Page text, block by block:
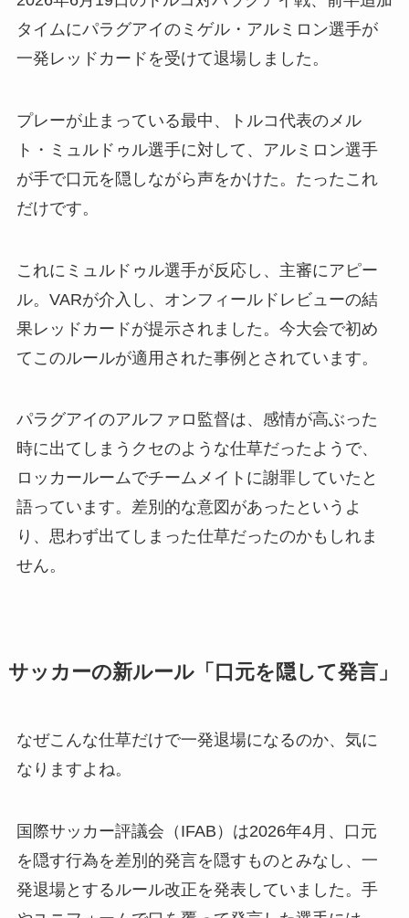
タイムにパラグアイのミゲル・アルミロン選手が
一発レッドカードを受けて退場しました。
プレーが止まっている最中、トルコ代表のメル
ト・ミュルドゥル選手に対して、アルミロン選手
が手で口元を隠しながら声をかけた。たったこれ
だけです。
これにミュルドゥル選手が反応し、主審にアピー
ル。VARが介入し、オンフィールドレビューの結
果レッドカードが提示されました。今大会で初め
てこのルールが適用された事例とされています。
パラグアイのアルファロ監督は、感情が高ぶった
時に出てしまうクセのような仕草だったようで、
ロッカールームでチームメイトに謝罪していたと
語っています。差別的な意図があったというよ
り、思わず出てしまった仕草だったのかもしれま
せん。
サッカーの新ルール「口元を隠して発言」
なぜこんな仕草だけで一発退場になるのか、気に
なりますよね。
国際サッカー評議会（IFAB）は2026年4月、口元
を隠す行為を差別的発言を隠すものとみなし、一
発退場とするルール改正を発表していました。手